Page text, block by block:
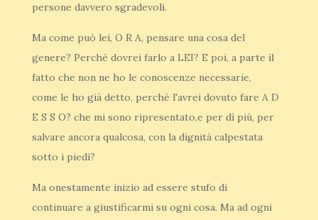
persone davvero sgradevoli.
Ma come può lei, O R A, pensare una cosa del
genere? Perché dovrei farlo a LEI? E poi, a parte il
fatto che non ne ho le conoscenze necessarie,
come le ho già detto, perché l'avrei dovuto fare A D
E S S O? che mi sono ripresentato,e per dì più, per
salvare ancora qualcosa, con la dignità calpestata
sotto i piedi?
Ma onestamente inizio ad essere stufo di
continuare a giustificarmi su ogni cosa. Ma ad ogni